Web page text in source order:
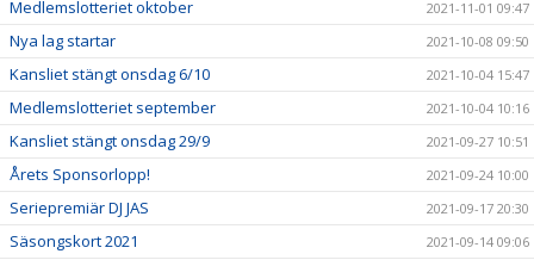
Medlemslotteriet oktober 2021-11-01 09:47
Nya lag startar 2021-10-08 09:50
Kansliet stängt onsdag 6/10 2021-10-04 15:47
Medlemslotteriet september 2021-10-04 10:16
Kansliet stängt onsdag 29/9 2021-09-27 10:51
Årets Sponsorlopp! 2021-09-24 10:00
Seriepremiär DJ JAS 2021-09-17 20:30
Säsongskort 2021 2021-09-14 09:06